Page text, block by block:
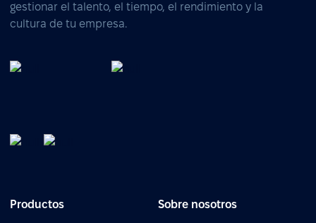
gestionar el talento, el tiempo, el rendimiento y la
cultura de tu empresa.
Productos Sobre nosotros